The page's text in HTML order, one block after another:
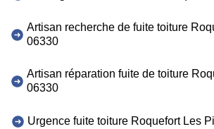
Artisan recherche de fuite toiture
06330
Artisan réparation fuite de toiture
06330
Urgence fuite toiture Roquefort Les